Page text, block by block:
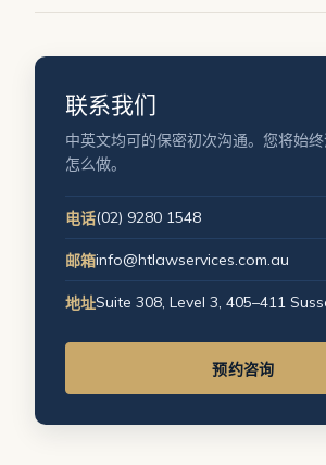
包括其中的薄弱之处——让您能够做
联系我们
中英文均可的保密初次沟通。您将始
怎么做。
电话(02) 9280 1548
邮箱info@htlawservices.com.au
地址Suite 308, Level 3, 405–411
预约咨询